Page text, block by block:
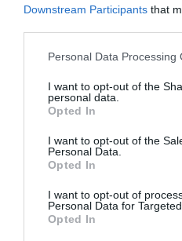
Downstream Participants that
Please note that this website/
not limited to your visit or
grant or deny consent to
use your data for below
consent section.
Personal Data Processing
I want to opt-out of the
personal data.
Opted In
I want to opt-out of the
Personal Data.
Opted In
I want to opt-out of
Personal Data for
Opted In
ΤΕΛΕΥΤΑΙΕΣ
ΕΝΟΠΛΕΣ
ΕΚΤΑΚΤΟ: Τρεις